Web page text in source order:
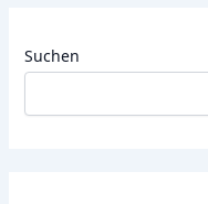
Suchen